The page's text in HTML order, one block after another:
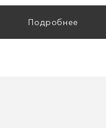
Подробнее